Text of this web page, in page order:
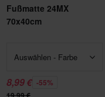
Fußmatte 24MX
70x40cm
Auswählen - Farbe
8,99 € -55%